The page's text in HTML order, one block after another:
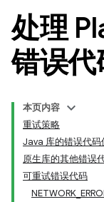
处理
错误代
本页内容
重试策略
Java 库的错误代码
原生库的其他错误
可重试错误代码